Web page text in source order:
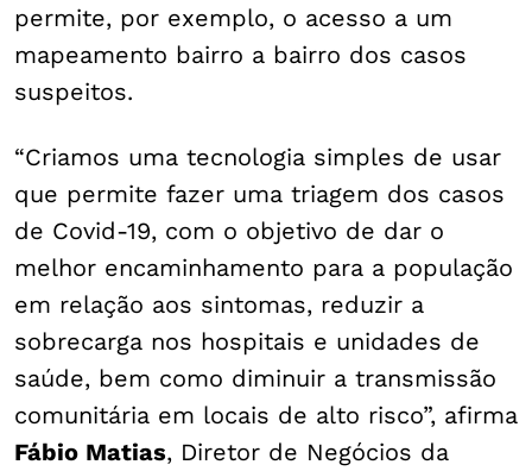
permite, por exemplo, o acesso a um
mapeamento bairro a bairro dos casos
suspeitos.
“Criamos uma tecnologia simples de usar
que permite fazer uma triagem dos casos
de Covid-19, com o objetivo de dar o
melhor encaminhamento para a população
em relação aos sintomas, reduzir a
sobrecarga nos hospitais e unidades de
saúde, bem como diminuir a transmissão
comunitária em locais de alto risco”, afirma
Fábio Matias, Diretor de Negócios da